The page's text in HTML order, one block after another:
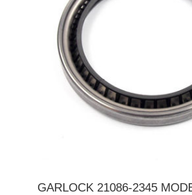
GARLOCK 21086-2345